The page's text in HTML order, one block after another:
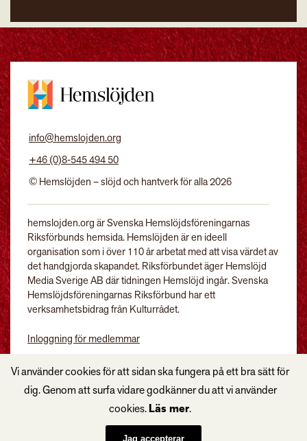
info@hemslojden.org
+46 (0)8-545 494 50
© Hemslöjden – slöjd och hantverk för alla 2026
hemslojden.org är Svenska Hemslöjdsföreningarnas
Riksförbunds hemsida. Hemslöjden är en ideell
organisation som i över 110 år arbetat med att visa värdet av
det handgjorda skapandet. Riksförbundet äger Hemslöjd
Media Sverige AB där tidningen Hemslöjd ingår. Svenska
Hemslöjdsföreningarnas Riksförbund har ett
verksamhetsbidrag från Kulturrådet.
Inloggning för medlemmar
Vi använder cookies för att sidan ska fungera på ett bra sätt för
dig. Genom att surfa vidare godkänner du att vi använder
cookies.Läs mer.
Jag accepterar